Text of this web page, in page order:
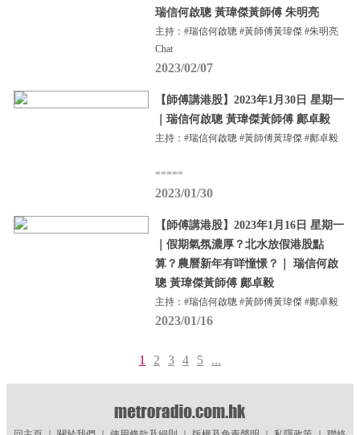
瑞信何啟聰 黃瑋傑黃師傅 朱明亮
主持：#瑞信何啟聰 #黃師傅黃瑋傑 #朱明亮
Chat
2023/02/07
【師傅講港股】2023年1月30日 星期一
｜瑞信何啟聰 黃瑋傑黃師傅 鄺卓毅
主持：#瑞信何啟聰 #黃師傅黃瑋傑 #鄺卓毅
=====
2023/01/30
【師傅講港股】2023年1月16日 星期一
｜假期氣氛濃厚？北水放假港股點
算？農曆新年有咩憧憬？｜ 瑞信何啟
聰 黃瑋傑黃師傅 鄺卓毅
主持：#瑞信何啟聰 #黃師傅黃瑋傑 #鄺卓毅
2023/01/16
1 2 3 4 5 ...